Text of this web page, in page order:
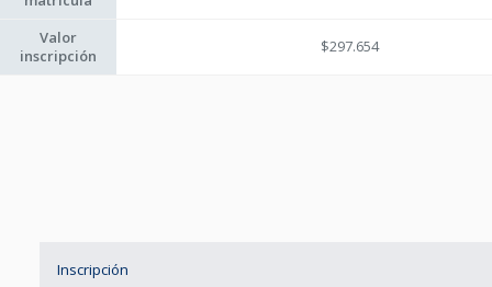
Valor
inscripción
$297.654
Inscripción